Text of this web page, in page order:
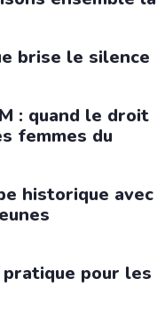
brise le silence
: quand le droit
femmes du
historique avec
pratique pour les